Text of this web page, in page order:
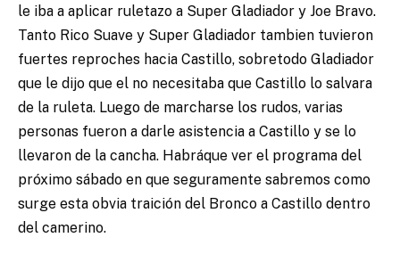
le iba a aplicar ruletazo a Super Gladiador y Joe Bravo.
Tanto Rico Suave y Super Gladiador tambien tuvieron
fuertes reproches hacia Castillo, sobretodo Gladiador
que le dijo que el no necesitaba que Castillo lo salvara
de la ruleta. Luego de marcharse los rudos, varias
personas fueron a darle asistencia a Castillo y se lo
llevaron de la cancha. Habráque ver el programa del
próximo sábado en que seguramente sabremos como
surge esta obvia traición del Bronco a Castillo dentro
del camerino.